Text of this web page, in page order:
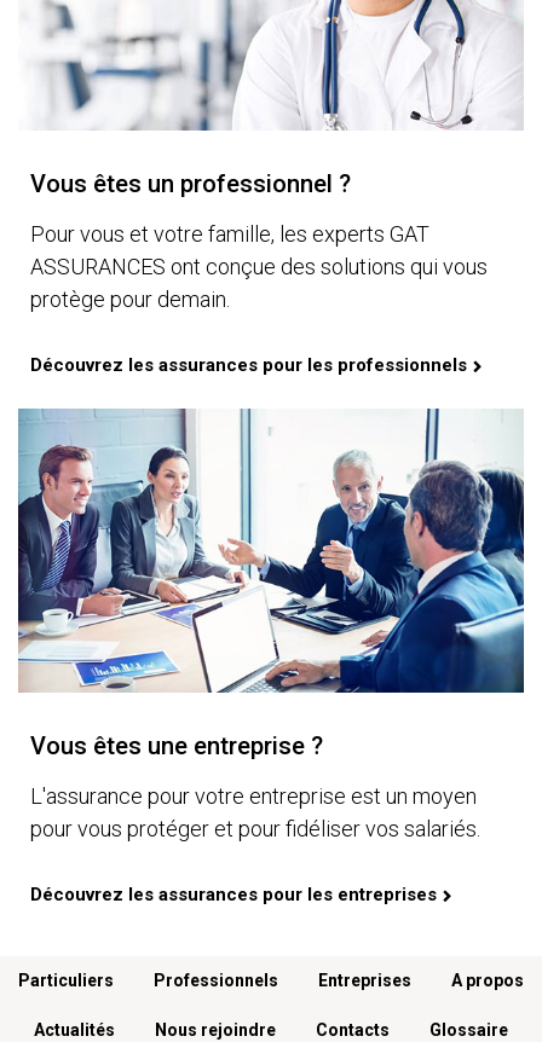
Vous êtes un professionnel ?
Pour vous et votre famille, les experts GAT
ASSURANCES ont conçue des solutions qui vous
protège pour demain.
Découvrez les assurances pour les professionnels
Vous êtes une entreprise ?
L'assurance pour votre entreprise est un moyen
pour vous protéger et pour fidéliser vos salariés.
Découvrez les assurances pour les entreprises
Menu footer
Particuliers Professionnels Entreprises A propos
Actualités Nous rejoindre Contacts Glossaire